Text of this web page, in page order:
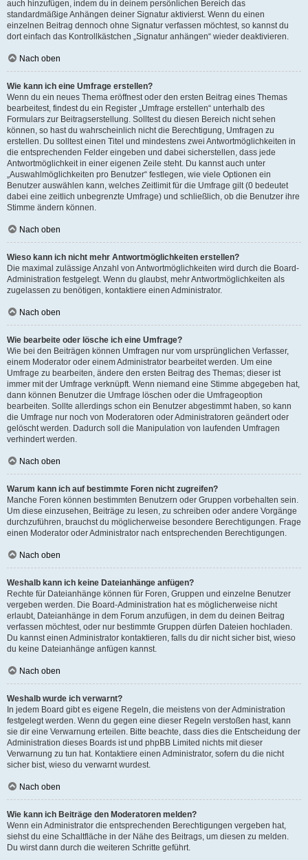
auch hinzufügen, indem du in deinem persönlichen Bereich das
standardmäßige Anhängen deiner Signatur aktivierst. Wenn du einen
einzelnen Beitrag dennoch ohne Signatur verfassen möchtest, so kannst du
dort einfach das Kontrollkästchen „Signatur anhängen“ wieder deaktivieren.
Nach oben
Wie kann ich eine Umfrage erstellen?
Wenn du ein neues Thema eröffnest oder den ersten Beitrag eines Themas
bearbeitest, findest du ein Register „Umfrage erstellen“ unterhalb des
Formulars zur Beitragserstellung. Solltest du diesen Bereich nicht sehen
können, so hast du wahrscheinlich nicht die Berechtigung, Umfragen zu
erstellen. Du solltest einen Titel und mindestens zwei Antwortmöglichkeiten in
die entsprechenden Felder eingeben und dabei sicherstellen, dass jede
Antwortmöglichkeit in einer eigenen Zeile steht. Du kannst auch unter
„Auswahlmöglichkeiten pro Benutzer“ festlegen, wie viele Optionen ein
Benutzer auswählen kann, welches Zeitlimit für die Umfrage gilt (0 bedeutet
dabei eine zeitlich unbegrenzte Umfrage) und schließlich, ob die Benutzer ihre
Stimme ändern können.
Nach oben
Wieso kann ich nicht mehr Antwortmöglichkeiten erstellen?
Die maximal zulässige Anzahl von Antwortmöglichkeiten wird durch die Board-
Administration festgelegt. Wenn du glaubst, mehr Antwortmöglichkeiten als
zugelassen zu benötigen, kontaktiere einen Administrator.
Nach oben
Wie bearbeite oder lösche ich eine Umfrage?
Wie bei den Beiträgen können Umfragen nur vom ursprünglichen Verfasser,
einem Moderator oder einem Administrator bearbeitet werden. Um eine
Umfrage zu bearbeiten, ändere den ersten Beitrag des Themas; dieser ist
immer mit der Umfrage verknüpft. Wenn niemand eine Stimme abgegeben hat,
dann können Benutzer die Umfrage löschen oder die Umfrageoption
bearbeiten. Sollte allerdings schon ein Benutzer abgestimmt haben, so kann
die Umfrage nur noch von Moderatoren oder Administratoren geändert oder
gelöscht werden. Dadurch soll die Manipulation von laufenden Umfragen
verhindert werden.
Nach oben
Warum kann ich auf bestimmte Foren nicht zugreifen?
Manche Foren können bestimmten Benutzern oder Gruppen vorbehalten sein.
Um diese einzusehen, Beiträge zu lesen, zu schreiben oder andere Vorgänge
durchzuführen, brauchst du möglicherweise besondere Berechtigungen. Frage
einen Moderator oder Administrator nach entsprechenden Berechtigungen.
Nach oben
Weshalb kann ich keine Dateianhänge anfügen?
Rechte für Dateianhänge können für Foren, Gruppen und einzelne Benutzer
vergeben werden. Die Board-Administration hat es möglicherweise nicht
erlaubt, Dateianhänge in dem Forum anzufügen, in dem du deinen Beitrag
verfassen möchtest, oder nur bestimmte Gruppen dürfen Dateien hochladen.
Du kannst einen Administrator kontaktieren, falls du dir nicht sicher bist, wieso
du keine Dateianhänge anfügen kannst.
Nach oben
Weshalb wurde ich verwarnt?
In jedem Board gibt es eigene Regeln, die meistens von der Administration
festgelegt werden. Wenn du gegen eine dieser Regeln verstoßen hast, kann
sie dir eine Verwarnung erteilen. Bitte beachte, dass dies die Entscheidung der
Administration dieses Boards ist und phpBB Limited nichts mit dieser
Verwarnung zu tun hat. Kontaktiere einen Administrator, sofern du die nicht
sicher bist, wieso du verwarnt wurdest.
Nach oben
Wie kann ich Beiträge den Moderatoren melden?
Wenn ein Administrator die entsprechenden Berechtigungen vergeben hat,
siehst du eine Schaltfläche in der Nähe des Beitrags, um diesen zu melden.
Du wirst dann durch die weiteren Schritte geführt.